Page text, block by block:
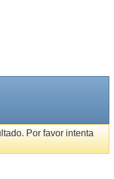
Por favor intenta